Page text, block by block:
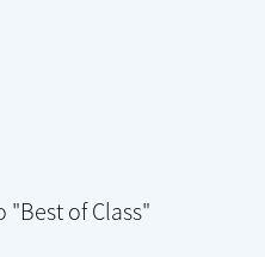
of Class"